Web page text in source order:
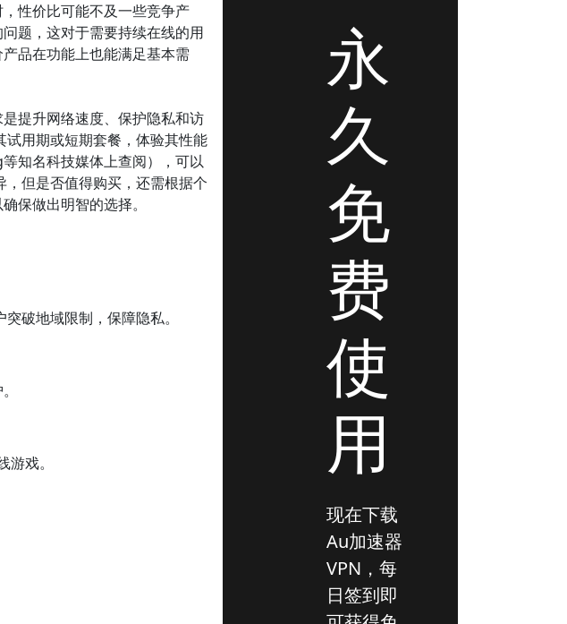
性价比可能不及一些竞争产
题，这对于需要持续在线的用
品在功能上也能满足基本需
提升网络速度、保护隐私和访
用期或短期套餐，体验其性能
知名科技媒体上查阅），可以
但是否值得购买，还需根据个
保做出明智的选择。
破地域限制，保障隐私。
戏。
永
久
免
费
使
用
现在下载
Au加速器
VPN，每
日签到即